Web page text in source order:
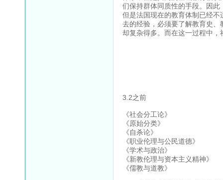
们保持群体同质性的手段。因
但是法国现在的教育体制已经
去的经验，必须要了解教育史
却复杂得多。而在这一过程中
3.2之前
《社会分工论》
《原始分类》
《自杀论》
《职业伦理与公民道德》
《学术与政治》
《新教伦理与资本主义精神》
《儒教与道教》